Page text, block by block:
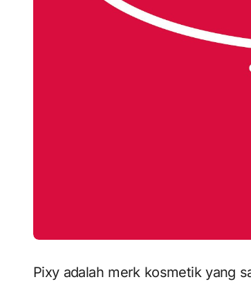
Pixy adalah merk kosmetik yang